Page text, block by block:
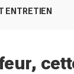
ENTRETIEN